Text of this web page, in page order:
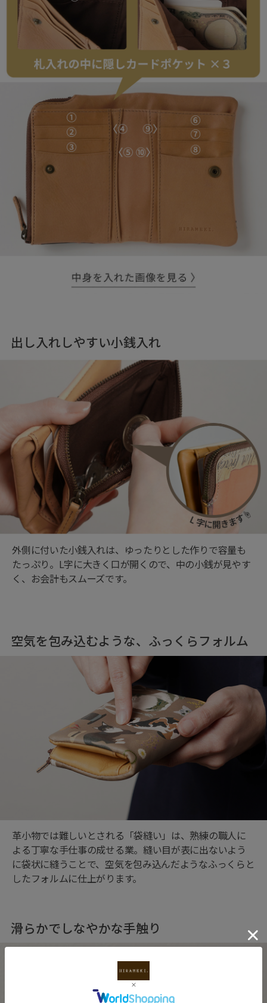
出し入れしやすい小銭入れ
外側に付いた小銭入れは、ゆったりとした作りで容量も
たっぷり。L字に大きく口が開くので、中の小銭が見やす
く、お会計もスムーズです。
空気を包み込むような、ふっくらフォルム
革小物では難しいとされる「袋縫い」は、熟練の職人に
よる丁寧な手仕事の成せる業。縫い目が表に出ないよう
に袋状に縫うことで、空気を包み込んだようなふっくらと
したフォルムに仕上がります。
滑らかでしなやかな手触り